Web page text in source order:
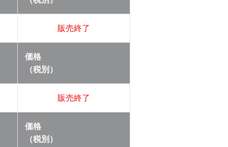
販売終了
価格
（税別）
販売終了
価格
（税別）